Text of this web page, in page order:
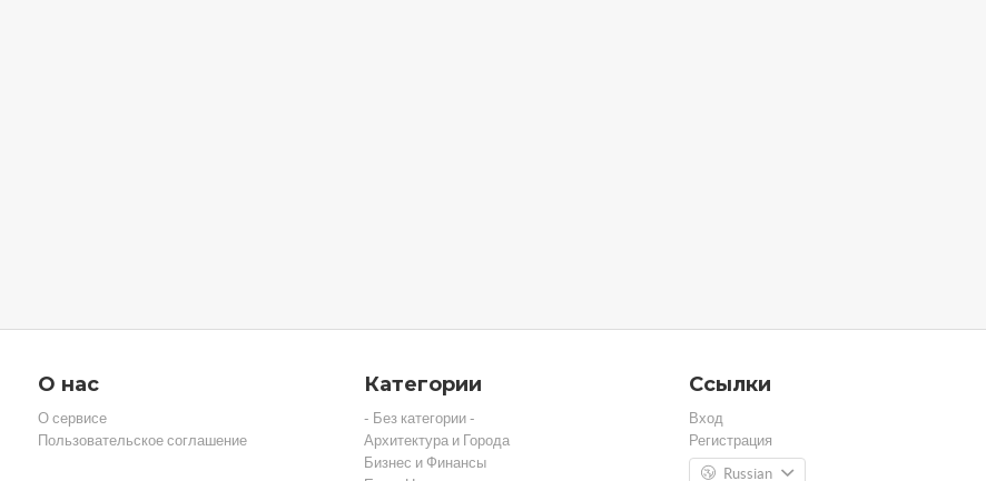
О нас
О сервисе
Пользовательское соглашение
Категории
- Без категории -
Архитектура и Города
Бизнес и Финансы
Ссылки
Вход
Регистрация
Russian